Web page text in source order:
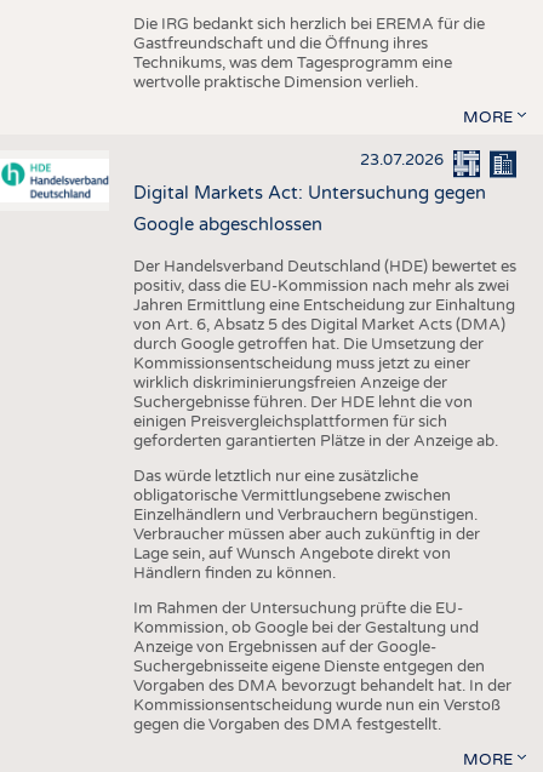
Die IRG bedankt sich herzlich bei EREMA für die
Gastfreundschaft und die Öffnung ihres
Technikums, was dem Tagesprogramm eine
wertvolle praktische Dimension verlieh.
MORE
23.07.2026
Digital Markets Act: Untersuchung gegen
Google abgeschlossen
Der Handelsverband Deutschland (HDE) bewertet es
positiv, dass die EU-Kommission nach mehr als zwei
Jahren Ermittlung eine Entscheidung zur Einhaltung
von Art. 6, Absatz 5 des Digital Market Acts (DMA)
durch Google getroffen hat. Die Umsetzung der
Kommissionsentscheidung muss jetzt zu einer
wirklich diskriminierungsfreien Anzeige der
Suchergebnisse führen. Der HDE lehnt die von
einigen Preisvergleichsplattformen für sich
geforderten garantierten Plätze in der Anzeige ab.
Das würde letztlich nur eine zusätzliche
obligatorische Vermittlungsebene zwischen
Einzelhändlern und Verbrauchern begünstigen.
Verbraucher müssen aber auch zukünftig in der
Lage sein, auf Wunsch Angebote direkt von
Händlern finden zu können.
Im Rahmen der Untersuchung prüfte die EU-
Kommission, ob Google bei der Gestaltung und
Anzeige von Ergebnissen auf der Google-
Suchergebnisseite eigene Dienste entgegen den
Vorgaben des DMA bevorzugt behandelt hat. In der
Kommissionsentscheidung wurde nun ein Verstoß
gegen die Vorgaben des DMA festgestellt.
MORE